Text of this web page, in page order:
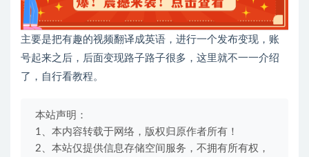
主要是把有趣的视频翻译成英语，进行一个发布变现，账
号起来之后，后面变现路子路子很多，这里就不一一介绍
了，自行看教程。
本站声明：
1、本内容转载于网络，版权归原作者所有！
2、本站仅提供信息存储空间服务，不拥有所有权，